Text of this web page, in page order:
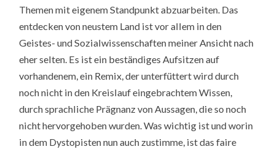
Themen mit eigenem Standpunkt abzuarbeiten. Das
entdecken von neustem Land ist vor allem in den
Geistes- und Sozialwissenschaften meiner Ansicht nach
eher selten. Es ist ein beständiges Aufsitzen auf
vorhandenem, ein Remix, der unterfüttert wird durch
noch nicht in den Kreislauf eingebrachtem Wissen,
durch sprachliche Prägnanz von Aussagen, die so noch
nicht hervorgehoben wurden. Was wichtig ist und worin
in dem Dystopisten nun auch zustimme, ist das faire